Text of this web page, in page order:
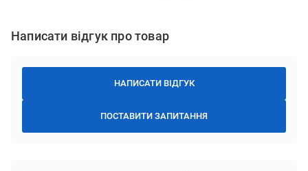
Написати відгук про товар
НАПИСАТИ ВІДГУК
ПОСТАВИТИ ЗАПИТАННЯ